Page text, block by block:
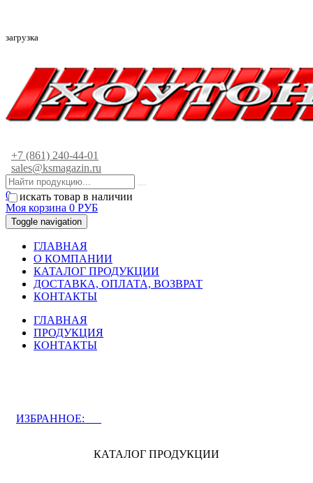
загрузка
+7 (861) 240-44-01
sales@ksmagazin.ru
искать товар в наличии
0
Моя корзина 0 РУБ
Toggle navigation
ГЛАВНАЯ
О КОМПАНИИ
КАТАЛОГ ПРОДУКЦИИ
ДОСТАВКА, ОПЛАТА, ВОЗВРАТ
КОНТАКТЫ
ГЛАВНАЯ
ПРОДУКЦИЯ
КОНТАКТЫ
ИЗБРАННОЕ:
КАТАЛОГ ПРОДУКЦИИ